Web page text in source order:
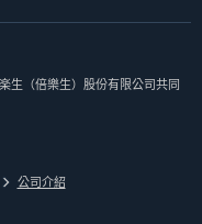
生（倍樂生）股份有限公司共同
公司介紹